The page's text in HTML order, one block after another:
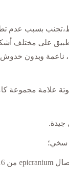
بسبب عدم
على مختلف
ناعمة وبدون
بحاجة إلى استبدال المنحوتة